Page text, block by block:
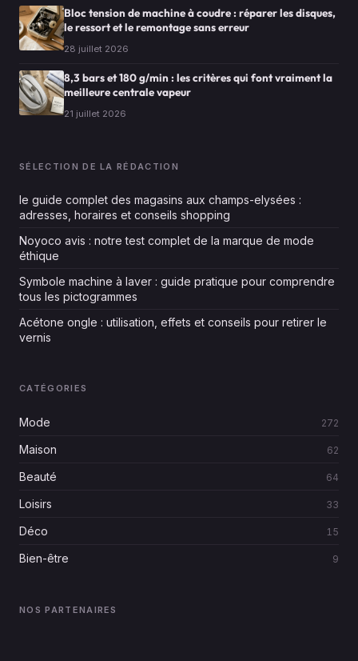
Bloc tension de machine à coudre : réparer les disques,
le ressort et le remontage sans erreur
28 juillet 2026
8,3 bars et 180 g/min : les critères qui font vraiment la
meilleure centrale vapeur
21 juillet 2026
SÉLECTION DE LA RÉDACTION
le guide complet des magasins aux champs-elysées :
adresses, horaires et conseils shopping
Noyoco avis : notre test complet de la marque de mode
éthique
Symbole machine à laver : guide pratique pour comprendre
tous les pictogrammes
Acétone ongle : utilisation, effets et conseils pour retirer le
vernis
CATÉGORIES
Mode 272
Maison 62
Beauté 64
Loisirs 33
Déco 15
Bien-être 9
NOS PARTENAIRES